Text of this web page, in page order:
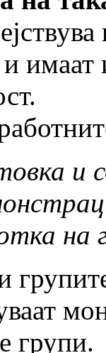
и
на
групи.